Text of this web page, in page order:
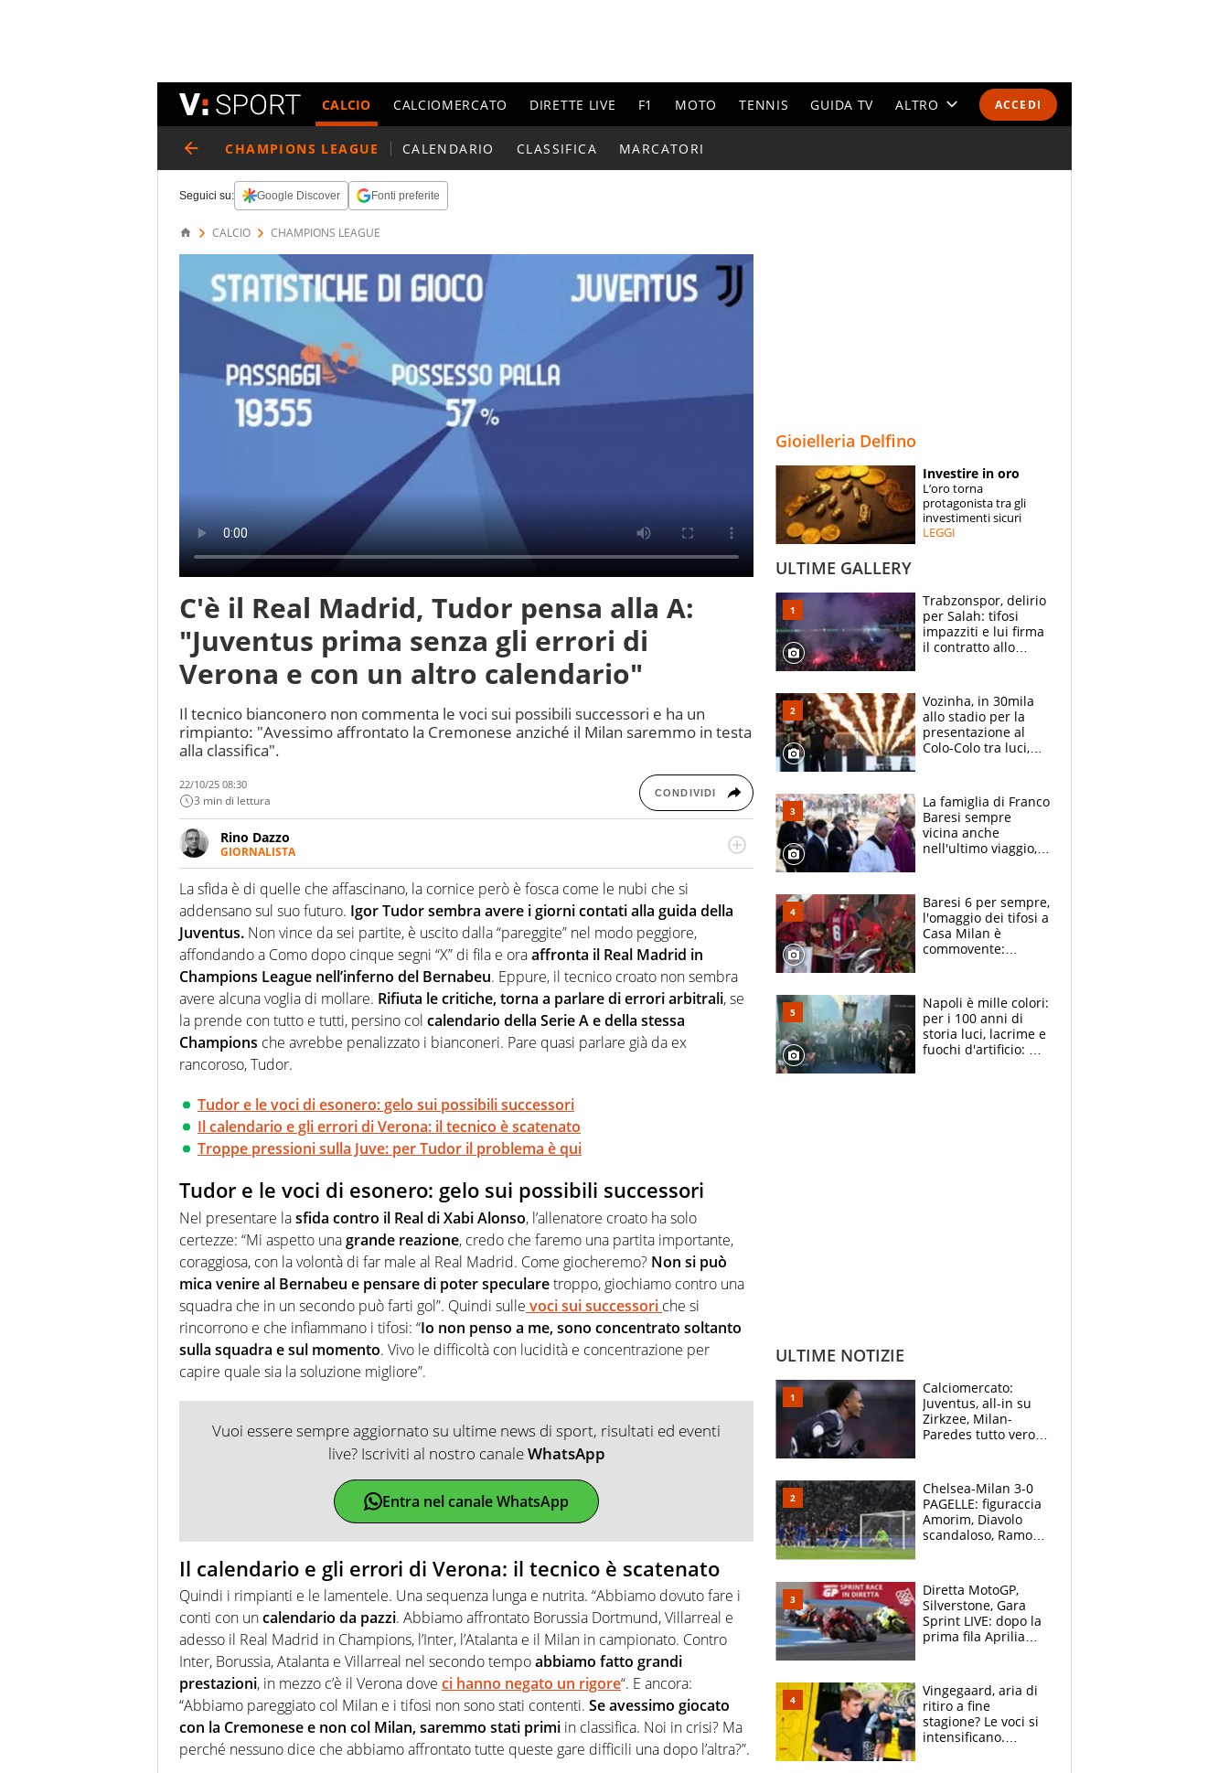
ACCEDI
CALCIO CALCIOMERCATO DIRETTE LIVE F1 MOTO TENNIS GUIDA TV ALTRO
ESPERTI
CONTATTI
CHAMPIONS LEAGUE CALENDARIO CLASSIFICA MARCATORI
Seguici su: Google Discover Fonti preferite
CALCIO CHAMPIONS LEAGUE
C'è il Real Madrid, Tudor pensa alla A:
"Juventus prima senza gli errori di
Verona e con un altro calendario"
Il tecnico bianconero non commenta le voci sui possibili successori e ha un
rimpianto: "Avessimo affrontato la Cremonese anziché il Milan saremmo in testa
alla classifica".
22/10/25 08:30
3 min di lettura CONDIVIDI
Rino Dazzo
GIORNALISTA
Se mai ci fosse modo di traslare il glossario del calcio in una nicchia di esperti, lui ne
farebbe parte. Non si perde una svista arbitrale né gli umori social del mondo delle
La sfida è di quelle che affascinano, la cornice però è fosca come le nubi che si
addensano sul suo futuro. Igor Tudor sembra avere i giorni contati alla guida della
Juventus. Non vince da sei partite, è uscito dalla “pareggite” nel modo peggiore,
affondando a Como dopo cinque segni “X” di fila e oraaffronta il Real Madrid in
Champions League nell’inferno del Bernabeu. Eppure, il tecnico croato non sembra
avere alcuna voglia di mollare. Rifiuta le critiche, torna a parlare di errori arbitrali, se
la prende con tutto e tutti, persino col calendario della Serie A e della stessa
Champions che avrebbe penalizzato i bianconeri. Pare quasi parlare già da ex
rancoroso, Tudor.
Tudor e le voci di esonero: gelo sui possibili successori
Il calendario e gli errori di Verona: il tecnico è scatenato
Troppe pressioni sulla Juve: per Tudor il problema è qui
Tudor e le voci di esonero: gelo sui possibili successori
Nel presentare lasfida contro il Real di Xabi Alonso, l’allenatore croato ha solo
certezze: “Mi aspetto unagrande reazione, credo che faremo una partita importante,
coraggiosa, con la volontà di far male al Real Madrid. Come giocheremo? Non si può
mica venire al Bernabeu e pensare di poter specularetroppo, giochiamo contro una
squadra che in un secondo può farti gol”. Quindi sulle voci sui successori che si
rincorrono e che infiammano i tifosi: “Io non penso a me, sono concentrato soltanto
sulla squadra e sul momento. Vivo le difficoltà con lucidità e concentrazione per
capire quale sia la soluzione migliore”.
Vuoi essere sempre aggiornato su ultime news di sport, risultati ed eventi
live? Iscriviti al nostro canaleWhatsApp
Entra nel canale WhatsApp
Il calendario e gli errori di Verona: il tecnico è scatenato
Quindi i rimpianti e le lamentele. Una sequenza lunga e nutrita. “Abbiamo dovuto fare i
conti con uncalendario da pazzi. Abbiamo affrontato Borussia Dortmund, Villarreal e
adesso il Real Madrid in Champions, l’Inter, l’Atalanta e il Milan in campionato. Contro
Inter, Borussia, Atalanta e Villarreal nel secondo tempoabbiamo fatto grandi
prestazioni, in mezzo c’è il Verona dove ci hanno negato un rigore“. E ancora:
“Abbiamo pareggiato col Milan e i tifosi non sono stati contenti. Se avessimo giocato
con la Cremonese e non col Milan, saremmo stati primi in classifica. Noi in crisi? Ma
perché nessuno dice che abbiamo affrontato tutte queste gare difficili una dopo l’altra?”.
Gioielleria Delfino
Investire in oro
L’oro torna
protagonista tra gli
investimenti sicuri
LEGGI
ULTIME GALLERY
Trabzonspor, delirio
per Salah: tifosi
impazziti e lui firma
il contratto allo
Vozinha, in 30mila
allo stadio per la
presentazione al
Colo-Colo tra luci,
La famiglia di Franco
Baresi sempre
vicina anche
nell'ultimo viaggio,
circondati
dall'affetto dei tifosi
Baresi 6 per sempre,
l'omaggio dei tifosi a
Casa Milan è
commovente:
bigliettini
Napoli è mille colori:
per i 100 anni di
storia luci, lacrime e
fuochi d'artificio: De
ULTIME NOTIZIE
Calciomercato:
Juventus, all-in su
Zirkzee, Milan-
Paredes tutto vero,
Chelsea-Milan 3-0
PAGELLE: figuraccia
Amorim, Diavolo
scandaloso, Ramos
Diretta MotoGP,
Silverstone, Gara
Sprint LIVE: dopo la
prima fila Aprilia
Vingegaard, aria di
ritiro a fine
stagione? Le voci si
intensificano.